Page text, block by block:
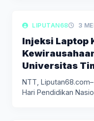
LIPUTAN DAERAH
LIPUTAN68 3
Injeksi Laptop
Universitas
NTT,
Hari Pendidikan